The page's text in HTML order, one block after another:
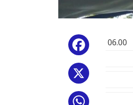
Facebook
06.00